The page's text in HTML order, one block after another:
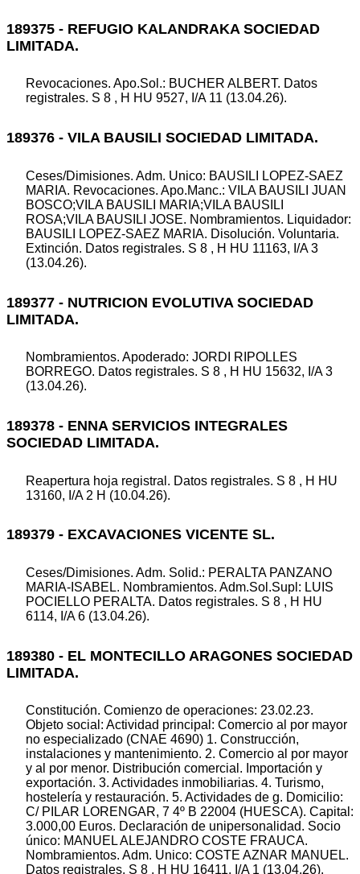
189375 - REFUGIO KALANDRAKA SOCIEDAD
LIMITADA.
Revocaciones. Apo.Sol.: BUCHER ALBERT. Datos
registrales. S 8 , H HU 9527, I/A 11 (13.04.26).
189376 - VILA BAUSILI SOCIEDAD LIMITADA.
Ceses/Dimisiones. Adm. Unico: BAUSILI LOPEZ-SAEZ
MARIA. Revocaciones. Apo.Manc.: VILA BAUSILI JUAN
BOSCO;VILA BAUSILI MARIA;VILA BAUSILI
ROSA;VILA BAUSILI JOSE. Nombramientos. Liquidador:
BAUSILI LOPEZ-SAEZ MARIA. Disolución. Voluntaria.
Extinción. Datos registrales. S 8 , H HU 11163, I/A 3
(13.04.26).
189377 - NUTRICION EVOLUTIVA SOCIEDAD
LIMITADA.
Nombramientos. Apoderado: JORDI RIPOLLES
BORREGO. Datos registrales. S 8 , H HU 15632, I/A 3
(13.04.26).
189378 - ENNA SERVICIOS INTEGRALES
SOCIEDAD LIMITADA.
Reapertura hoja registral. Datos registrales. S 8 , H HU
13160, I/A 2 H (10.04.26).
189379 - EXCAVACIONES VICENTE SL.
Ceses/Dimisiones. Adm. Solid.: PERALTA PANZANO
MARIA-ISABEL. Nombramientos. Adm.Sol.Supl: LUIS
POCIELLO PERALTA. Datos registrales. S 8 , H HU
6114, I/A 6 (13.04.26).
189380 - EL MONTECILLO ARAGONES SOCIEDAD
LIMITADA.
Constitución. Comienzo de operaciones: 23.02.23.
Objeto social: Actividad principal: Comercio al por mayor
no especializado (CNAE 4690) 1. Construcción,
instalaciones y mantenimiento. 2. Comercio al por mayor
y al por menor. Distribución comercial. Importación y
exportación. 3. Actividades inmobiliarias. 4. Turismo,
hostelería y restauración. 5. Actividades de g. Domicilio:
C/ PILAR LORENGAR, 7 4º B 22004 (HUESCA). Capital:
3.000,00 Euros. Declaración de unipersonalidad. Socio
único: MANUEL ALEJANDRO COSTE FRAUCA.
Nombramientos. Adm. Unico: COSTE AZNAR MANUEL.
Datos registrales. S 8 , H HU 16411, I/A 1 (13.04.26).